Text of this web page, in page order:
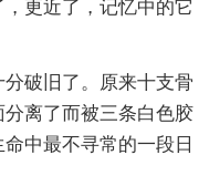
更近了，记忆中的它
破旧了。原来十支骨
离了而被三条白色胶
中最不寻常的一段日